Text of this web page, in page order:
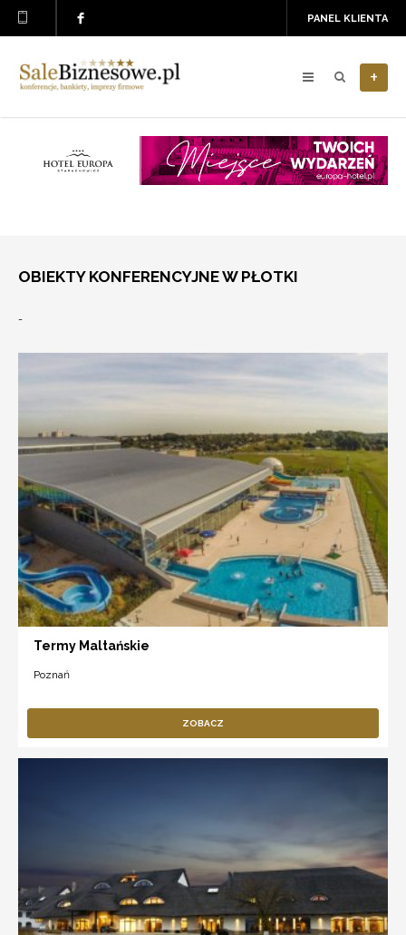
PANEL KLIENTA
+
OBIEKTY KONFERENCYJNE W PŁOTKI
-
Termy Maltańskie
Poznań
ZOBACZ